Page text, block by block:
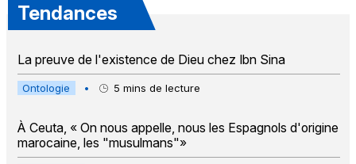
Tendances
La preuve de l'existence de Dieu chez Ibn Sina
Ontologie • 5 mins de lecture
À Ceuta, « On nous appelle, nous les Espagnols d'origine
marocaine, les "musulmans"»